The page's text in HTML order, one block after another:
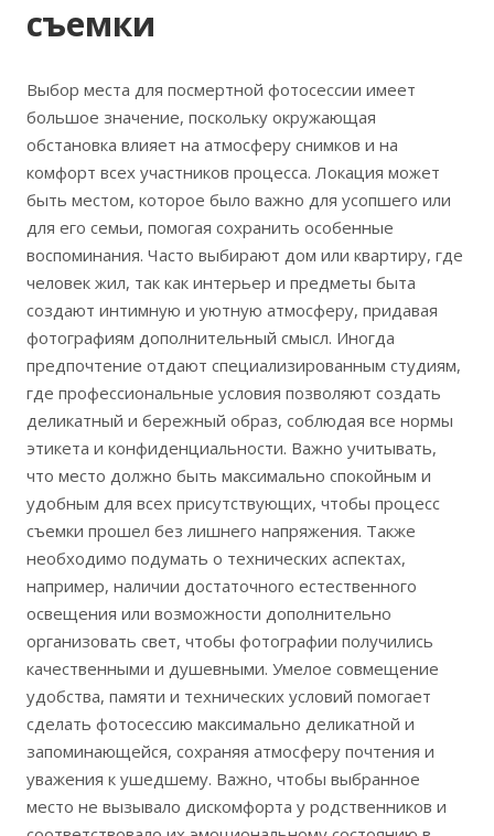
съемки
Выбор места для посмертной фотосессии имеет
большое значение, поскольку окружающая
обстановка влияет на атмосферу снимков и на
комфорт всех участников процесса. Локация может
быть местом, которое было важно для усопшего или
для его семьи, помогая сохранить особенные
воспоминания. Часто выбирают дом или квартиру, где
человек жил, так как интерьер и предметы быта
создают интимную и уютную атмосферу, придавая
фотографиям дополнительный смысл. Иногда
предпочтение отдают специализированным студиям,
где профессиональные условия позволяют создать
деликатный и бережный образ, соблюдая все нормы
этикета и конфиденциальности. Важно учитывать,
что место должно быть максимально спокойным и
удобным для всех присутствующих, чтобы процесс
съемки прошел без лишнего напряжения. Также
необходимо подумать о технических аспектах,
например, наличии достаточного естественного
освещения или возможности дополнительно
организовать свет, чтобы фотографии получились
качественными и душевными. Умелое совмещение
удобства, памяти и технических условий помогает
сделать фотосессию максимально деликатной и
запоминающейся, сохраняя атмосферу почтения и
уважения к ушедшему. Важно, чтобы выбранное
место не вызывало дискомфорта у родственников и